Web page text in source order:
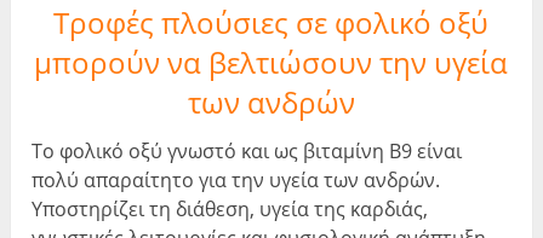
Τροφές πλούσιες σε φολικό οξύ
μπορούν να βελτιώσουν την υγεία
των ανδρών
Το φολικό οξύ γνωστό και ως βιταμίνη Β9 είναι
πολύ απαραίτητο για την υγεία των ανδρών.
Υποστηρίζει τη διάθεση, υγεία της καρδιάς,